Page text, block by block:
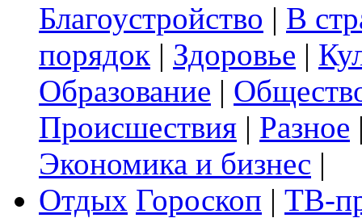
Благоустройство | В
порядок | Здоровье |
Образование |
Происшествия | Разное
Экономика и бизнес |
Отдых Гороскоп | ТВ-